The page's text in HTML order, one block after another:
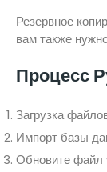
Резервное
вам также
Процесс
Загрузка
Импорт базы
Обновите